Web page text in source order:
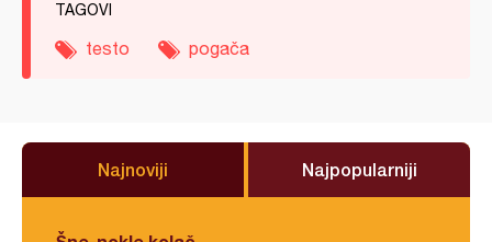
TAGOVI
testo pogača
Najnoviji Najpopularniji